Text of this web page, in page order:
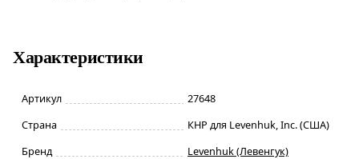
Характеристики
Артикул
27648
Страна
КНР для Levenhuk, Inc. (США)
Бренд
Levenhuk (Левенгук)